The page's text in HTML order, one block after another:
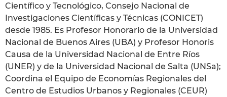
Científico y Tecnológico, Consejo Nacional de
Investigaciones Científicas y Técnicas (CONICET)
desde 1985. Es Profesor Honorario de la Universidad
Nacional de Buenos Aires (UBA) y Profesor Honoris
Causa de la Universidad Nacional de Entre Ríos
(UNER) y de la Universidad Nacional de Salta (UNSa);
Coordina el Equipo de Economías Regionales del
Centro de Estudios Urbanos y Regionales (CEUR)